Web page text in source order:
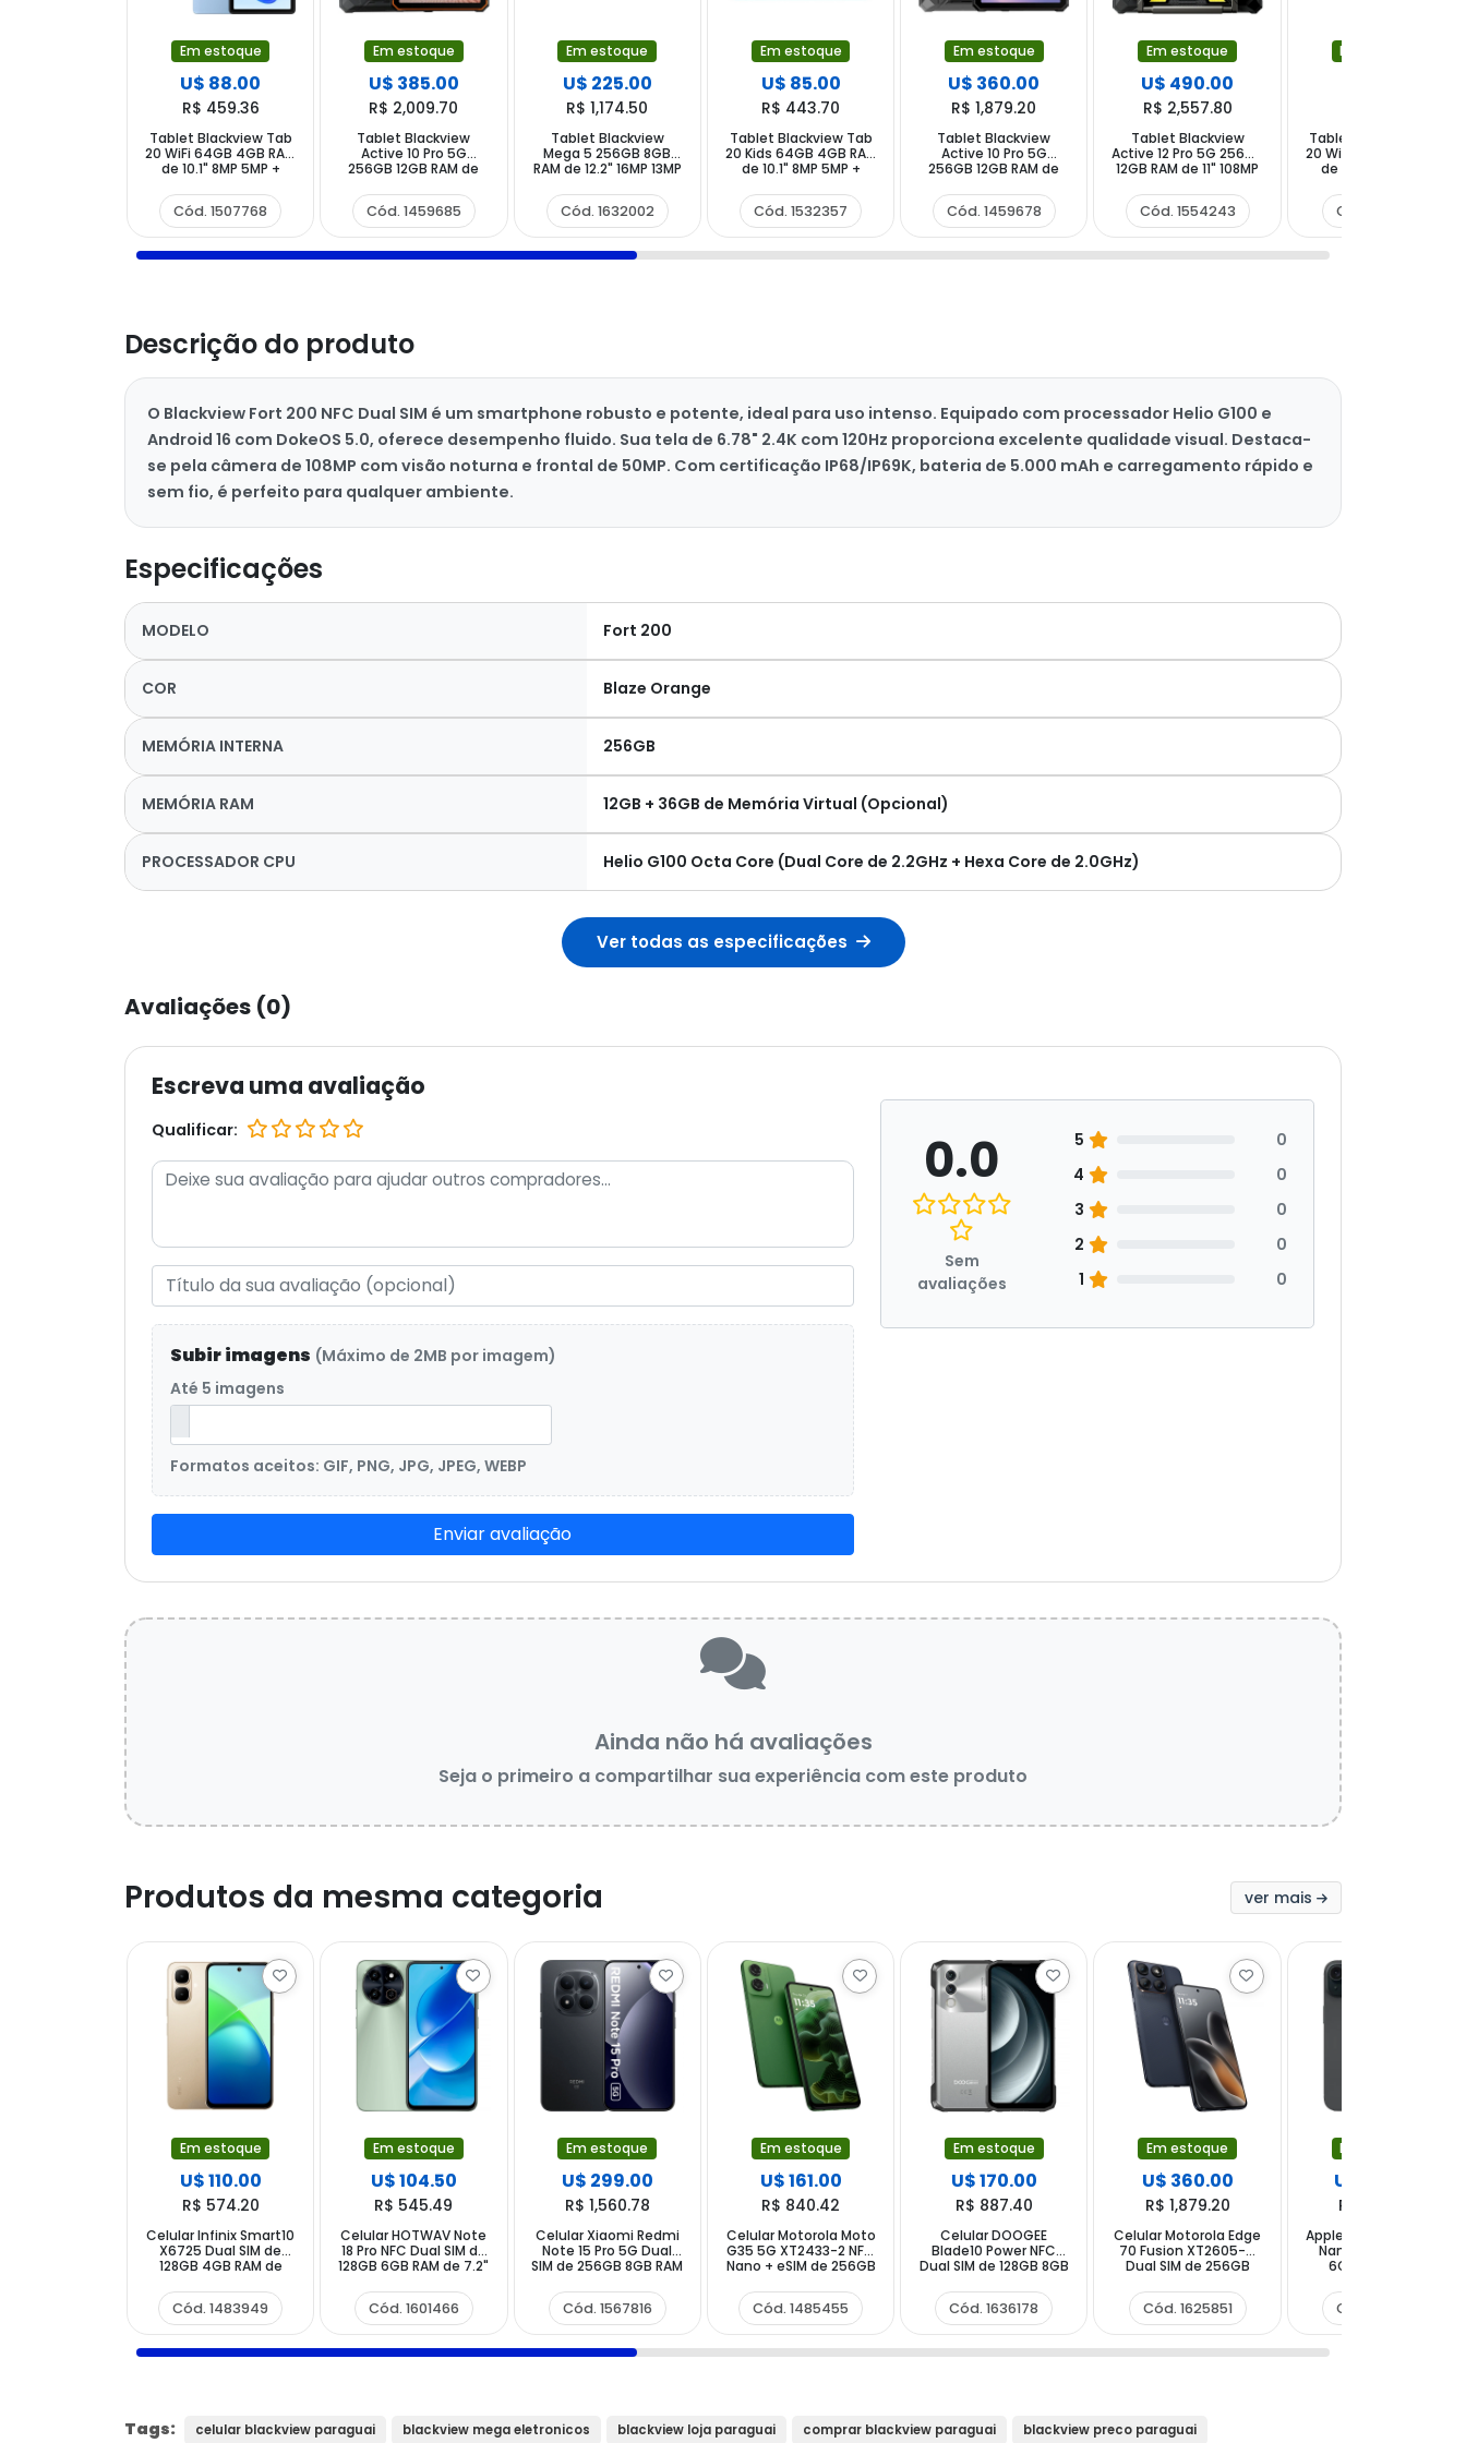
Em estoque
U$ 88.00
R$ 459.36
Tablet Blackview Tab
20 WiFi 64GB 4GB RAM
de 10.1" 8MP 5MP +
Cód. 1507768
Em estoque
U$ 385.00
R$ 2,009.70
Tablet Blackview
Active 10 Pro 5G
256GB 12GB RAM de
- Preto Laranja
Cód. 1459685
Em estoque
U$ 225.00
R$ 1,174.50
Tablet Blackview
Mega 5 256GB 8GB
RAM de 12.2" 16MP 13MP
Teclado Inglês +
Capinha
Cód. 1632002
Em estoque
U$ 85.00
R$ 443.70
Tablet Blackview Tab
20 Kids 64GB 4GB RAM
de 10.1" 8MP 5MP +
Cód. 1532357
Em estoque
U$ 360.00
R$ 1,879.20
Tablet Blackview
Active 10 Pro 5G
256GB 12GB RAM de
- Preto
Cód. 1459678
Em estoque
U$ 490.00
R$ 2,557.80
Tablet Blackview
Active 12 Pro 5G 256GB
12GB RAM de 11" 108MP
Cód. 1554243
Em estoque
Tablet Blackview Tab
20 WiFi 64GB 4GB RAM
de 10.1" 8MP 5MP +
Cód. 1507751
Descrição do produto
O Blackview Fort 200 NFC Dual SIM é um smartphone robusto e potente, ideal para uso intenso. Equipado com processador Helio G100 e
Android 16 com DokeOS 5.0, oferece desempenho fluido. Sua tela de 6.78" 2.4K com 120Hz proporciona excelente qualidade visual. Destaca-
se pela câmera de 108MP com visão noturna e frontal de 50MP. Com certificação IP68/IP69K, bateria de 5.000 mAh e carregamento rápido e
sem fio, é perfeito para qualquer ambiente.
Especificações
MODELO Fort 200
COR Blaze Orange
MEMÓRIA INTERNA 256GB
MEMÓRIA RAM 12GB + 36GB de Memória Virtual (Opcional)
PROCESSADOR CPU Helio G100 Octa Core (Dual Core de 2.2GHz + Hexa Core de 2.0GHz)
Ver todas as especificações
Avaliações (0)
Escreva uma avaliação
Qualificar:
Subir imagens (Máximo de 2MB por imagem)
Até 5 imagens
Formatos aceitos: GIF, PNG, JPG, JPEG, WEBP
Enviar avaliação
0.0
Sem
avaliações
5
0
4
0
3
0
2
0
1
0
Ainda não há avaliações
Seja o primeiro a compartilhar sua experiência com este produto
Produtos da mesma categoria ver mais
Em estoque
U$ 110.00
R$ 574.20
Celular Infinix Smart10
X6725 Dual SIM de
128GB 4GB RAM de
Twilight Gold (1 Ano de
Garantia)
Cód. 1483949
Em estoque
U$ 104.50
R$ 545.49
Celular HOTWAV Note
18 Pro NFC Dual SIM de
128GB 6GB RAM de 7.2"
Green
Cód. 1601466
Em estoque
U$ 299.00
R$ 1,560.78
Celular Xiaomi Redmi
Note 15 Pro 5G Dual
SIM de 256GB 8GB RAM
20MP - Preto (Global)
Cód. 1567816
Em estoque
U$ 161.00
R$ 840.42
Celular Motorola Moto
G35 5G XT2433-2 NFC
Nano + eSIM de 256GB
50+8MP 16MP - Verde
Cód. 1485455
Em estoque
U$ 170.00
R$ 887.40
Celular DOOGEE
Blade10 Power NFC
Dual SIM de 128GB 8GB
- Interstellar Silver
Cód. 1636178
Em estoque
U$ 360.00
R$ 1,879.20
Celular Motorola Edge
70 Fusion XT2605-4
Dual SIM de 256GB
50+13MP 32MP -
Pantone Silhouette
Cód. 1625851
Em estoque
U$ 644.00
R$ 3,361.68
Apple iPhone 15 A3090
Nano + eSIM 128GB
6GB RAM de 6.1"
Cód. 1361995
Tags: celular blackview paraguai blackview mega eletronicos blackview loja paraguai comprar blackview paraguai blackview preco paraguai